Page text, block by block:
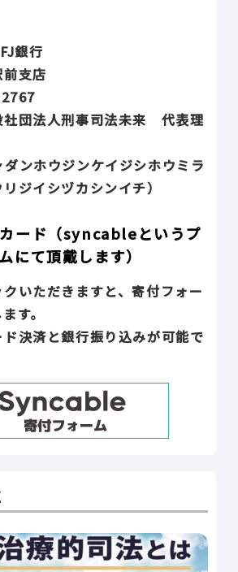
銀行
支店
社団法人刑事司法未来 代表理
ダンホウジンケイジシホウミラ
ジイシヅカシンイチ）
ード（syncableというプ
にて頂戴します）
いただきますと、寄付フォー
す。
決済と銀行振り込みが可能で